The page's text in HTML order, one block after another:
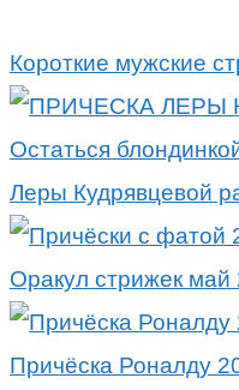
Короткие мужские
Остаться
Леры Кудрявцевой
Оракул стрижек май
Причёска Роналду